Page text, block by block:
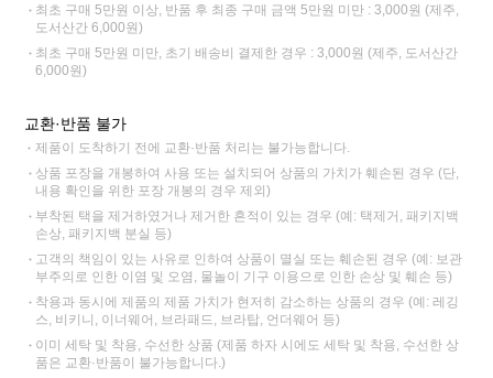
최초 구매 5만원 이상, 반품 후 최종 구매 금액 5만원 미만 : 3,000원 (제주,
도서산간 6,000원)
최초 구매 5만원 미만, 초기 배송비 결제한 경우 : 3,000원 (제주, 도서산간
6,000원)
교환·반품 불가
제품이 도착하기 전에 교환·반품 처리는 불가능합니다.
상품 포장을 개봉하여 사용 또는 설치되어 상품의 가치가 훼손된 경우 (단,
내용 확인을 위한 포장 개봉의 경우 제외)
부착된 택을 제거하였거나 제거한 흔적이 있는 경우 (예: 택제거, 패키지백
손상, 패키지백 분실 등)
고객의 책임이 있는 사유로 인하여 상품이 멸실 또는 훼손된 경우 (예: 보관
부주의로 인한 이염 및 오염, 물놀이 기구 이용으로 인한 손상 및 훼손 등)
착용과 동시에 제품의 제품 가치가 현저히 감소하는 상품의 경우 (예: 레깅
스, 비키니, 이너웨어, 브라패드, 브라탑, 언더웨어 등)
이미 세탁 및 착용, 수선한 상품 (제품 하자 시에도 세탁 및 착용, 수선한 상
품은 교환·반품이 불가능합니다.)